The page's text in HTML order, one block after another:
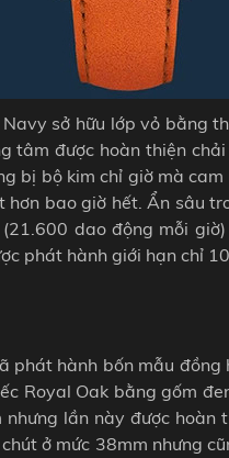
sở hữu lớp vỏ bằng
tâm được hoàn thiện
bị bộ kim chỉ giờ mà
bao giờ hết. Ẩn sâu
dao động mỗi
phát hành giới hạn chỉ
phát hành bốn mẫu đồng
Royal Oak bằng gốm
lần này được
ở mức 38mm nhưng